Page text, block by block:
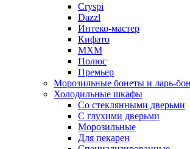
Cryspi
Dazzl
Интеко-мастер
Кифато
МХМ
Полюс
Премьер
Морозильные бонеты и ларь-
Холодильные шкафы
Со стеклянными дверьми
С глухими дверьми
Морозильные
Для пекарен